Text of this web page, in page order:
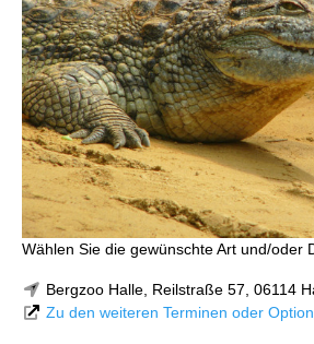
Wählen Sie die gewünschte Art und/oder
Bergzoo Halle, Reilstraße 57, 06114
Zu den weiteren Terminen oder